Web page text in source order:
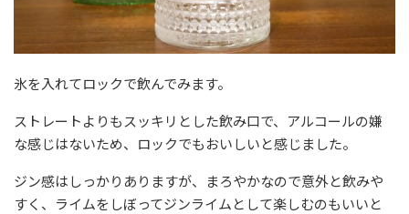
氷を入れてロックで飲んでみます。
ストレートよりもスッキリとした飲み口で、アルコールの嫌
な感じはないため、ロックでもおいしいと感じました。
ジン感はしっかりありますが、まろやかなので意外と飲みや
すく、ライムをしぼってジンライムとして楽しむのもいいと